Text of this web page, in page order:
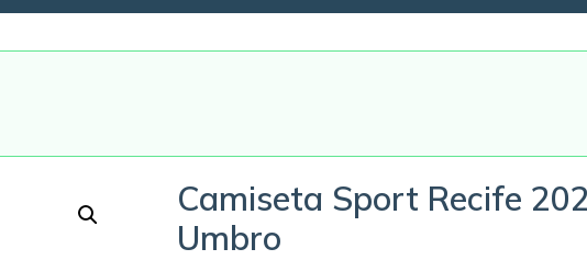
Camiseta Sport Recife
Umbro